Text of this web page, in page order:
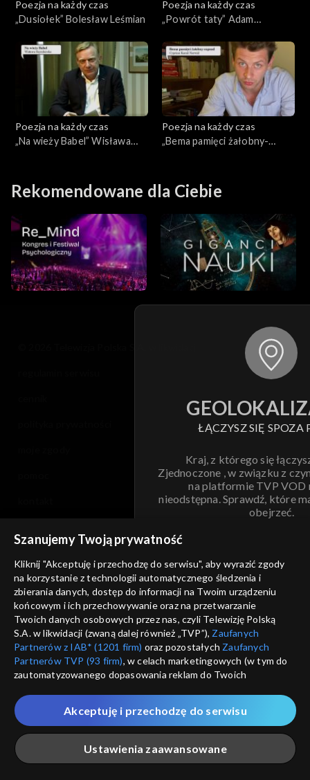
Poezja na każdy czas
„Dusiołek” Bolesław Leśmian
Poezja na każdy czas
„Powrót taty” Adam
Poezja na każdy czas
„Na wieży Babel” Wisława
Poezja na każdy czas
„Bema pamięci żałobny-
Rekomendowane dla Ciebie
ŁĄCZYSZ SIĘ SPOZA
Kraj, z którego się
Zjednoczone , w związku z
na platformie TVP VOD
nieodstępna. Sprawdź, które
obejrzeć.
ANULUJ
informacje o dostawcy usług
Szanujemy Twoją prywatność
Kliknij "Akceptuję i przechodzę do serwisu", aby wyrazić zgody
na korzystanie z technologii automatycznego śledzenia i
zbierania danych, dostęp do informacji na Twoim urządzeniu
końcowym i ich przechowywanie oraz na przetwarzanie
Twoich danych osobowych przez nas, czyli Telewizję Polską
S.A. w likwidacji (zwaną dalej również „TVP”), Zaufanych
Partnerów z IAB* (1201 firm) oraz pozostałych Zaufanych
Partnerów TVP (93 firm), w celach marketingowych (w tym do
zautomatyzowanego dopasowania reklam do Twoich
które wskazujemy poniżej, a także zgody na udostępnianie
przez nas identyfikatora PPID do Google.
Twoje dane osobowe zbierane podczas odwiedzania przez
Ciebie naszych
poszczególnych serwisówzwanych dalej
„Portalem”, w tym informacje zapisywane za pomocą
Ustawienia zaawansowane
Akceptuję i przechodzę do serwisu